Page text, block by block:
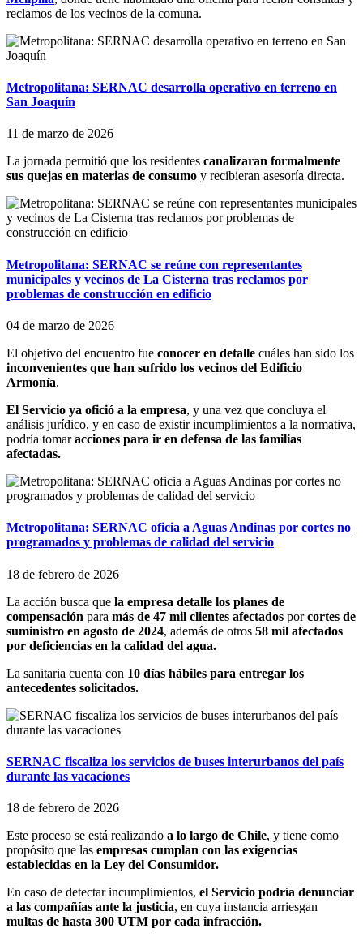
reclamos de los vecinos de la comuna.
Metropolitana: SERNAC desarrolla operativo en terreno en
San Joaquín
11 de marzo de 2026
La jornada permitió que los residentes canalizaran formalmente
sus quejas en materias de consumo y recibieran asesoría directa.
Metropolitana: SERNAC se reúne con representantes
municipales y vecinos de La Cisterna tras reclamos por
problemas de construcción en edificio
04 de marzo de 2026
El objetivo del encuentro fue conocer en detalle cuáles han sido los
inconvenientes que han sufrido los vecinos del Edificio
Armonía.
El Servicio ya ofició a la empresa, y una vez que concluya el
análisis jurídico, y en caso de existir incumplimientos a la normativa,
podría tomaracciones para ir en defensa de las familias
afectadas.
Metropolitana: SERNAC oficia a Aguas Andinas por cortes no
programados y problemas de calidad del servicio
18 de febrero de 2026
La acción busca que la empresa detalle los planes de
compensación para más de 47 mil clientes afectados porcortes de
suministro en agosto de 2024, además de otros 58 mil afectados
por deficiencias en la calidad del agua.
La sanitaria cuenta con 10 días hábiles para entregar los
antecedentes solicitados.
SERNAC fiscaliza los servicios de buses interurbanos del país
durante las vacaciones
18 de febrero de 2026
Este proceso se está realizando a lo largo de Chile, y tiene como
propósito que las empresas cumplan con las exigencias
establecidas en la Ley del Consumidor.
En caso de detectar incumplimientos, el Servicio podría denunciar
a las compañías ante la justicia, en cuya instancia arriesgan
multas de hasta 300 UTM por cada infracción.